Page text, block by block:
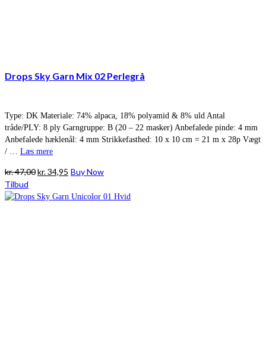
Drops Sky Garn Mix 02 Perlegrå
Type: DK Materiale: 74% alpaca, 18% polyamid & 8% uld Antal
tråde/PLY: 8 ply Garngruppe: B (20 – 22 masker) Anbefalede pinde: 4 mm
Anbefalede hæklenål: 4 mm Strikkefasthed: 10 x 10 cm = 21 m x 28p Vægt
/ … Læs mere
kr.47,00Den
pris
kr.34,95 Den
pris
Buy Now
Tilbud